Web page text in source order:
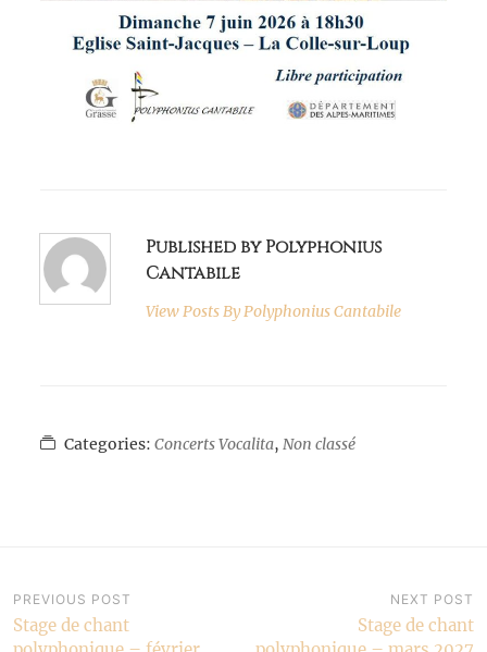
Published by Polyphonius
Cantabile
View Posts ByPolyphonius Cantabile
Categories:Concerts Vocalita,Non classé
Navigation
PREVIOUS POST
Stage de chant
NEXT POST
Stage de chant